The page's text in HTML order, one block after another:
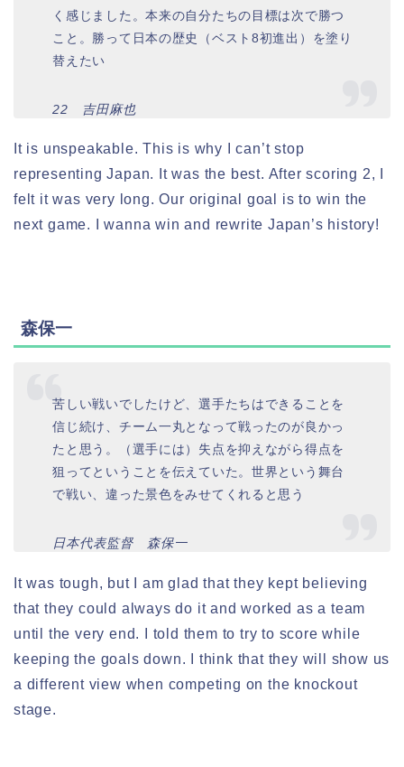
く感じました。本来の自分たちの目標は次で勝つ
こと。勝って日本の歴史（ベスト8初進出）を塗り
替えたい
22 吉田麻也
It is unspeakable. This is why I can’t stop
representing Japan. It was the best. After scoring 2, I
felt it was very long. Our original goal is to win the
next game. I wanna win and rewrite Japan’s history!
森保一
苦しい戦いでしたけど、選手たちはできることを
信じ続け、チーム一丸となって戦ったのが良かっ
たと思う。（選手には）失点を抑えながら得点を
狙ってということを伝えていた。世界という舞台
で戦い、違った景色をみせてくれると思う
日本代表監督 森保一
It was tough, but I am glad that they kept believing
that they could always do it and worked as a team
until the very end. I told them to try to score while
keeping the goals down. I think that they will show us
a different view when competing on the knockout
stage.